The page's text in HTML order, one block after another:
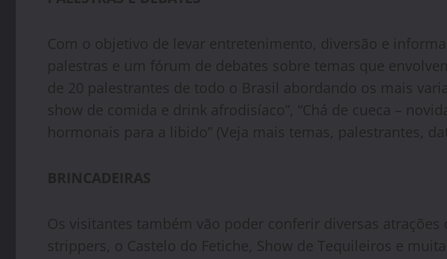
Com o objetivo de levar entretenimento, diversão e
palestras e um fórum de debates sobre temas que
de 20 palestrantes de todo o Brasil abordando os mais
show de comida e drink afrodisíaco”, “Chá de cueca –
hormonais para a libido” (Veja mais temas, palestrantes,
BRINCADEIRAS
Os visitantes também vão poder conferir diversas
strippers, o Castelo do Fetiche, Show de Tequileiros e